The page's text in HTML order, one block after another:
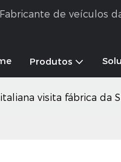
de veículos
Produtos
visita fábrica da